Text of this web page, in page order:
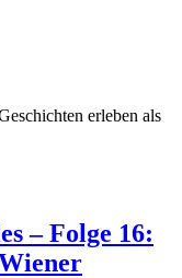
erleben als
– Folge 16: